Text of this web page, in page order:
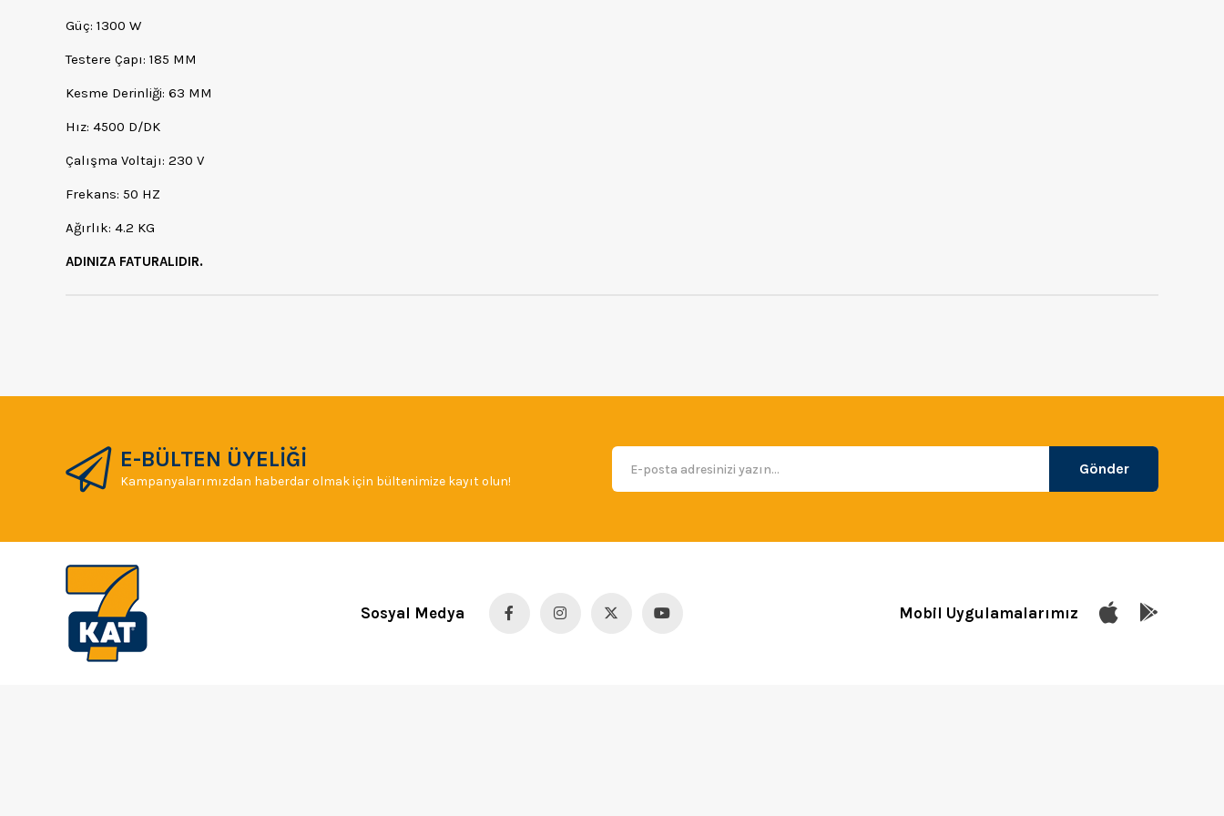
Güç: 1300 W
Testere Çapı: 185 MM
Kesme Derinliği: 63 MM
Hız: 4500 D/DK
Çalışma Voltajı: 230 V
Frekans: 50 HZ
Ağırlık: 4.2 KG
ADINIZA FATURALIDIR.
E-BÜLTEN ÜYELİĞİ
Kampanyalarımızdan haberdar olmak için bültenimize kayıt olun!
Gönder
Sosyal Medya Mobil Uygulamalarımız